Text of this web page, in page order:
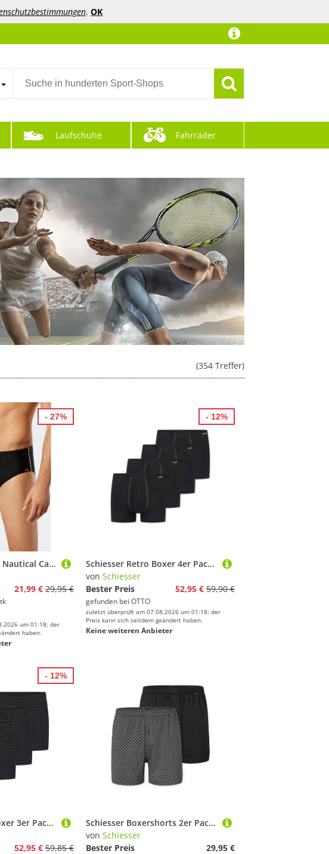
. OK
Laufschuhe Fahrräder
(354 Treffer)
Schiesser Badeslip Nautical Casual mit extra flacher Reißverschlusstasche
21,99 € 29,95 €
um 01:18; der
haben.
- 27%
Schiesser Retro Boxer 4er Pack Cotton Essentials (Spar-Set, 4-St) Retro Short / Pant - Baumwolle - ohne Eingriff
von Schiesser
Bester Preis
52,95 € 59,90 €
gefunden bei OTTO
zuletzt überprüft am 07.08.2026 um 01:18; der
Preis kann sich seitdem geändert haben.
Keine weiteren Anbieter
- 12%
Schiesser Retro Boxer 3er Pack Cotton Casual Cotton (Spar-Set, 3-St) Retro Short / Pant - Baumwolle - ohne Eingriff - Atmungsaktiv
52,95 € 59,85 €
- 12%
Schiesser Boxershorts 2er Pack Singel-Jersey (Spar-Set, 2-St) Boxershorts - Baumwolle - mit Eingriff - Atmungsaktiv
von Schiesser
Bester Preis
29,95 €